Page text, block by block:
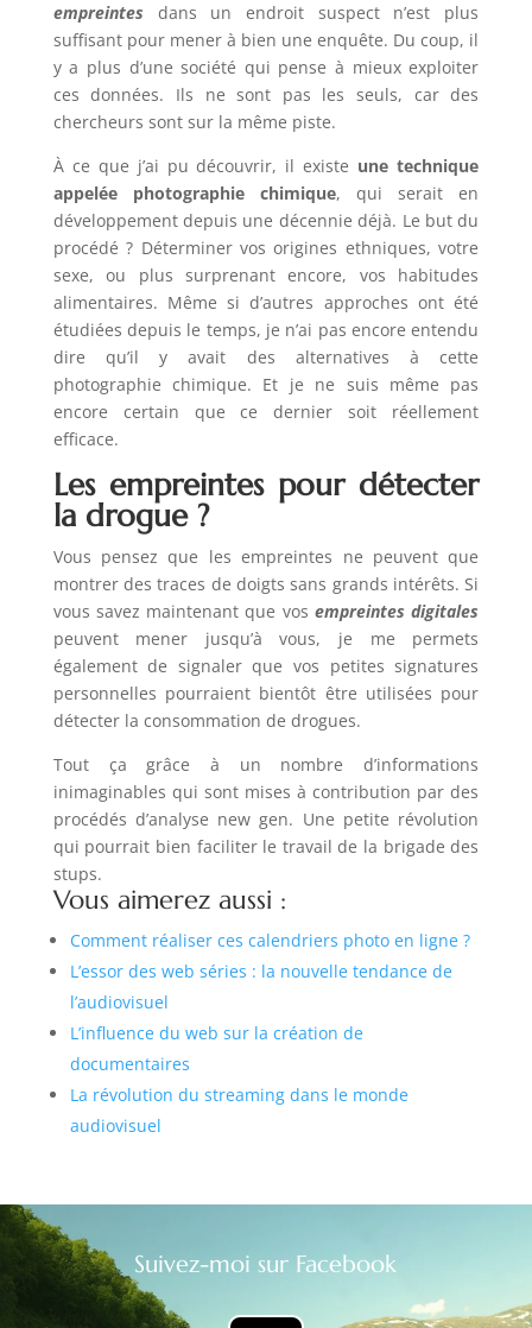
empreintes dans un endroit suspect n’est plus
suffisant pour mener à bien une enquête. Du coup, il
y a plus d’une société qui pense à mieux exploiter
ces données. Ils ne sont pas les seuls, car des
chercheurs sont sur la même piste.
À ce que j’ai pu découvrir, il existe une technique
appelée photographie chimique, qui serait en
développement depuis une décennie déjà. Le but du
procédé ? Déterminer vos origines ethniques, votre
sexe, ou plus surprenant encore, vos habitudes
alimentaires. Même si d’autres approches ont été
étudiées depuis le temps, je n’ai pas encore entendu
dire qu’il y avait des alternatives à cette
photographie chimique. Et je ne suis même pas
encore certain que ce dernier soit réellement
efficace.
Les empreintes pour détecter
la drogue ?
Vous pensez que les empreintes ne peuvent que
montrer des traces de doigts sans grands intérêts. Si
vous savez maintenant que vos empreintes digitales
peuvent mener jusqu’à vous, je me permets
également de signaler que vos petites signatures
personnelles pourraient bientôt être utilisées pour
détecter la consommation de drogues.
Tout ça grâce à un nombre d’informations
inimaginables qui sont mises à contribution par des
procédés d’analyse new gen. Une petite révolution
qui pourrait bien faciliter le travail de la brigade des
stups.
Vous aimerez aussi :
Comment réaliser ces calendriers photo en ligne ?
L’essor des web séries : la nouvelle tendance de
l’audiovisuel
L’influence du web sur la création de
documentaires
La révolution du streaming dans le monde
audiovisuel
Suivez-moi sur Facebook